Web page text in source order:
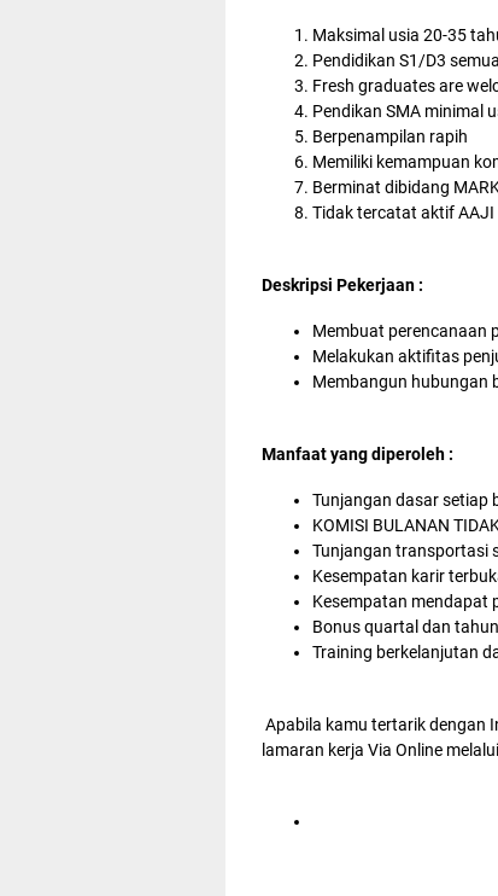
Maksimal usia 20-35
Pendidikan S1/D3
Fresh graduates are
Pendikan SMA minimal
Berpenampilan rapih
Memiliki kemampuan
Berminat dibidang
Tidak tercatat aktif AAJI
Deskripsi Pekerjaan :
Membuat perencanaan
Melakukan aktifitas
Membangun hubungan
Manfaat yang diperoleh :
Tunjangan dasar setiap
KOMISI BULANAN
Tunjangan transportasi
Kesempatan karir
Kesempatan mendapat
Bonus quartal dan
Training berkelanjutan
Apabila kamu tertarik dengan
lamaran kerja Via Online